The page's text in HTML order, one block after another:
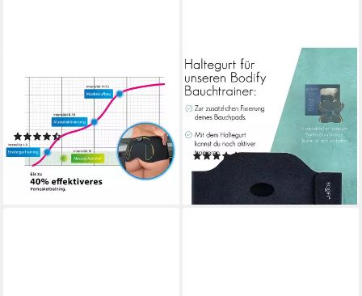
EMS-Po-Trainer Pro - EMS
Trainer - Gezielte Stimulation
der Po Muskulatur
(12)
119,90 €
lieferbar - in 2-3 Werktagen bei dir
BODIFY
EMS-Bauchmuskeltrainer -
Haltegurt für EMS
Bauchtrainer - zur Fixierung
(Ohne EMS Trainer)
(1)
14,90 €
lieferbar - in 2-3 Werktagen bei dir